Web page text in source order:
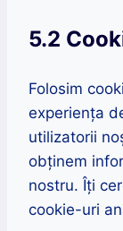
5.2
Folosim
experiența
utilizatorii
obținem
nostru. Îți
cookie-uri